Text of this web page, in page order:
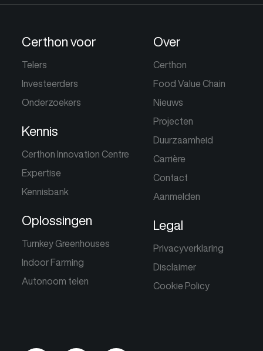
Certhon voor
Telers
Investeerders
Onderzoekers
Kennis
Certhon Innovation Centre
Expertise
Kennisbank
Oplossingen
Turnkey Greenhouses
Indoor Farming
Autonoom telen
Over
Certhon
Food Value Chain
Nieuws
Projecten
Duurzaamheid
Carrière
Contact
Aanmelden
Legal
Privacyverklaring
Disclaimer
Cookie Policy